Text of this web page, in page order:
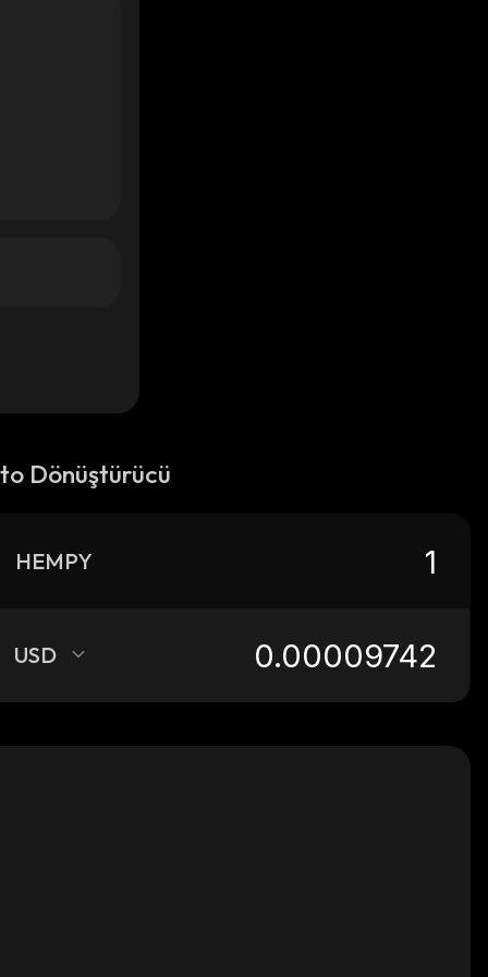
Dönüştürücü
HEMPY
USD